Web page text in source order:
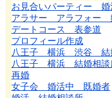
お見合いパーティー 婚
アラサー アラフォー
デートコース 表参道
プロフィール作成
八王子 横浜 渋谷 結
八王子 横浜 結婚相談
再婚
女子会 婚活中 既婚者